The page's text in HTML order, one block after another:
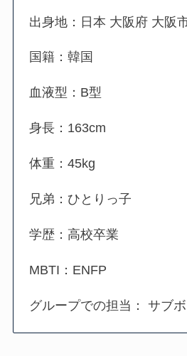
出身地：日本 大阪府 大阪
国籍：韓国
血液型：B型
身長：163cm
体重：45kg
兄弟：ひとりっ子
学歴：高校卒業
MBTI：ENFP
グループでの担当： サブ